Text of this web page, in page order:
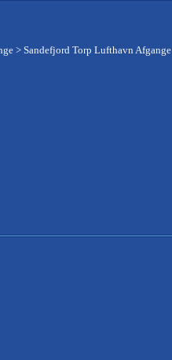
> Sandefjord Torp Lufthavn Afgange